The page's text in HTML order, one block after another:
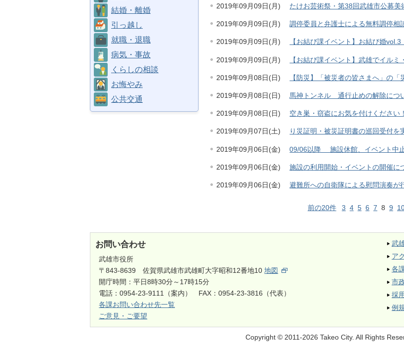
結婚・離婚
引っ越し
就職・退職
病気・事故
くらしの相談
お悔やみ
公共交通
2019年09月09日(月) たけお芸術祭・第38回武雄市公募美
2019年09月09日(月) 調停委員と弁護士による無料調停相
2019年09月09日(月) 【お結び課イベント】お結び婚
2019年09月09日(月) 【お結び課イベント】武雄でイル
2019年09月08日(日) 【防災】「被災者の皆さまへ」の
2019年09月08日(日) 馬神トンネル 通行止めの解除につ
2019年09月08日(日) 空き巣・窃盗にお気を付けください！
2019年09月07日(土) り災証明・被災証明書の巡回受付を
2019年09月06日(金) 09/06以降 施設休館、イベント中
2019年09月06日(金) 施設の利用開始・イベントの開催に
2019年09月06日(金) 避難所への自衛隊による慰問演奏が
前の20件 3 4 5 6 7 8 9
お問い合わせ
武雄市役所
〒843-8639 佐賀県武雄市武雄町大字昭和12番地10地図
開庁時間：平日8時30分～17時15分
電話：0954-23-9111（案内） FAX：0954-23-3816（代表）
各課お問い合わせ先一覧
ご意見・ご要望
武
ア
各
市
採
例
Copyright © 2011-2026 Takeo City. All Rights